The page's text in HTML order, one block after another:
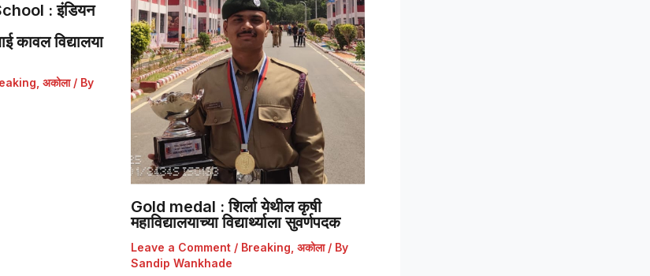
: इंडियन
कावल विद्यालया
अकोला/ By
Gold medal : शिर्ला येथील कृषी
महाविद्यालयाच्या विद्यार्थ्याला सुवर्णपदक
Leave a Comment / Breaking अकोला/ By
Sandip Wankhade